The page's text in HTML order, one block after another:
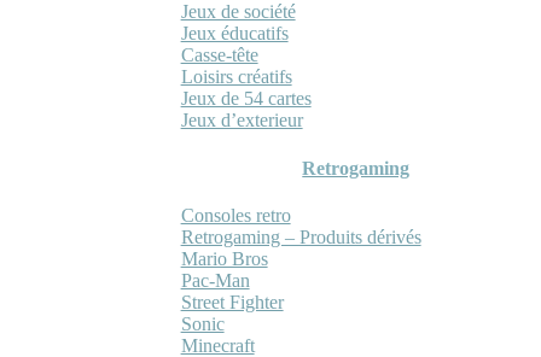
Jeux de société
Jeux éducatifs
Casse-tête
Loisirs créatifs
Jeux de 54 cartes
Jeux d’exterieur
Retrogaming
Consoles retro
Retrogaming – Produits dérivés
Mario Bros
Pac-Man
Street Fighter
Sonic
Minecraft